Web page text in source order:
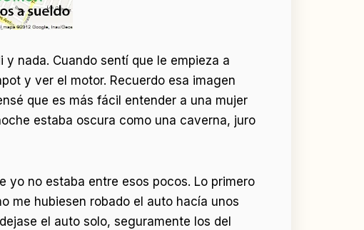
nada. Cuando sentí que le empieza a
y ver el motor. Recuerdo esa imagen
que es más fácil entender a una mujer
estaba oscura como una caverna, juro
yo no estaba entre esos pocos. Lo primero
me hubiesen robado el auto hacía unos
el auto solo, seguramente los del